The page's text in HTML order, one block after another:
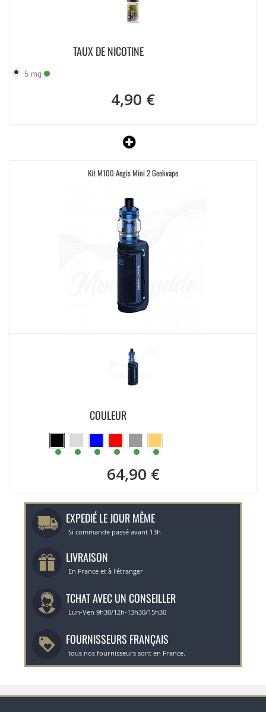
TAUX DE NICOTINE
5 mg
4,90 €
Kit M100 Aegis Mini 2 Geekvape
COULEUR
64,90 €
EXPEDIÉ LE JOUR MÊME
Si commande passé avant 13h
LIVRAISON
En France et à l'étranger
TCHAT AVEC UN CONSEILLER
Lun-Ven 9h30/12h-13h30/15h30
FOURNISSEURS FRANÇAIS
tous nos fournisseurs sont en France.